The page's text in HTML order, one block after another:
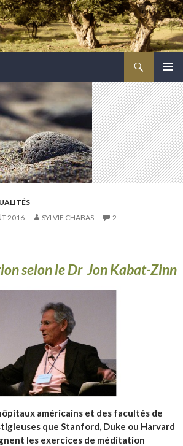
MENU
2016 SYLVIE CHABAS
2
selon le Dr Jon Kabat-Zinn
américains et des facultés de
que Stanford, Duke ou Harvard
les exercices de méditation